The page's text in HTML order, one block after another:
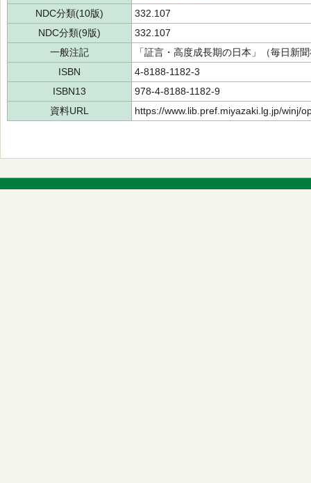
NDC分類(10版)
332.107
NDC分類(9版)
332.107
一般注記
「証言・高度成長期の日本」（毎日新
ISBN
4-8188-1182-3
ISBN13
978-4-8188-1182-9
資料URL
https://www.lib.pref.miyazaki.lg.jp/winj/